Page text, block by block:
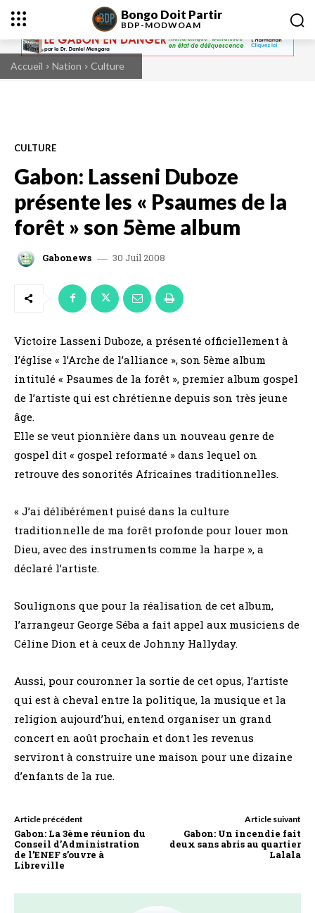
Bongo Doit Partir
BDP-MODWOAM
Accueil Nation Culture
CULTURE
Gabon: Lasseni Duboze
présente les « Psaumes de la
forêt » son 5ème album
Gabonews 30 Juil 2008
Victoire Lasseni Duboze, a présenté officiellement à
l’église « l’Arche de l’alliance », son 5ème album
intitulé « Psaumes de la forêt », premier album gospel
de l’artiste qui est chrétienne depuis son très jeune
âge.
Elle se veut pionnière dans un nouveau genre de
gospel dit « gospel reformaté » dans lequel on
retrouve des sonorités Africaines traditionnelles.
« J’ai délibérément puisé dans la culture
traditionnelle de ma forêt profonde pour louer mon
Dieu, avec des instruments comme la harpe », a
déclaré l’artiste.
Soulignons que pour la réalisation de cet album,
l’arrangeur George Séba a fait appel aux musiciens de
Céline Dion et à ceux de Johnny Hallyday.
Aussi, pour couronner la sortie de cet opus, l’artiste
qui est à cheval entre la politique, la musique et la
religion aujourd’hui, entend organiser un grand
concert en août prochain et dont les revenus
serviront à construire une maison pour une dizaine
d’enfants de la rue.
Article précédent
Gabon: La 3ème réunion du
Conseil d’Administration
de l’ENEF s’ouvre à
Libreville
Article suivant
Gabon: Un incendie fait
deux sans abris au quartier
Lalala